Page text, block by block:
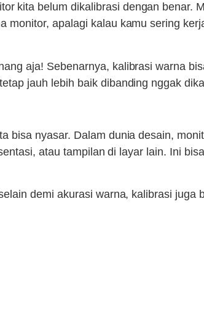
kita belum dikalibrasi dengan benar.
monitor, apalagi kalau kamu sering
aja! Sebenarnya, kalibrasi warna
jauh lebih baik dibanding nggak
bisa nyasar. Dalam dunia desain,
atau tampilan di layar lain. Ini
demi akurasi warna, kalibrasi juga